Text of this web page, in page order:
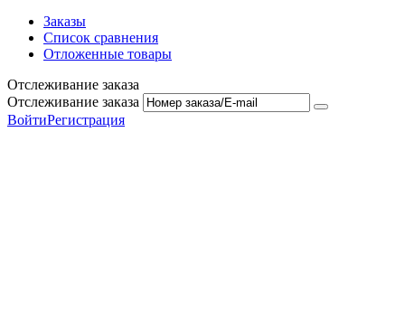
Заказы
Список сравнения
Отложенные товары
Отслеживание заказа
Отслеживание заказа
ВойтиРегистрация